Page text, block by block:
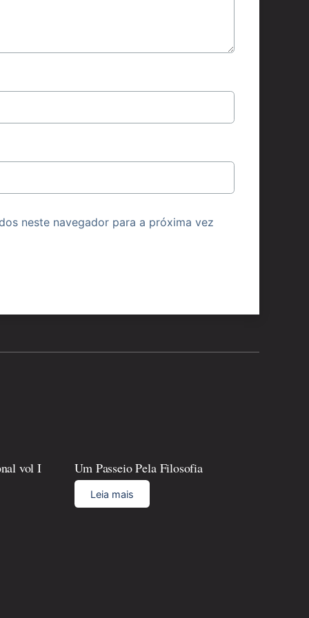
neste navegador para a próxima vez
vol I
Um Passeio Pela Filosofia
Leia mais